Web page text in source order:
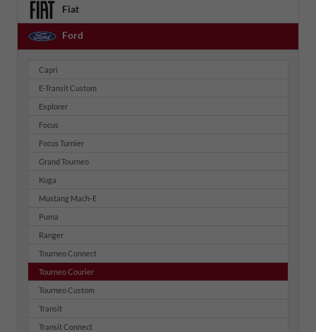
Fiat
Ford
Capri
E-Transit Custom
Explorer
Focus
Focus Turnier
Grand Tourneo
Kuga
Mustang Mach-E
Puma
Ranger
Tourneo Connect
Tourneo Courier
Tourneo Custom
Transit
Transit Connect